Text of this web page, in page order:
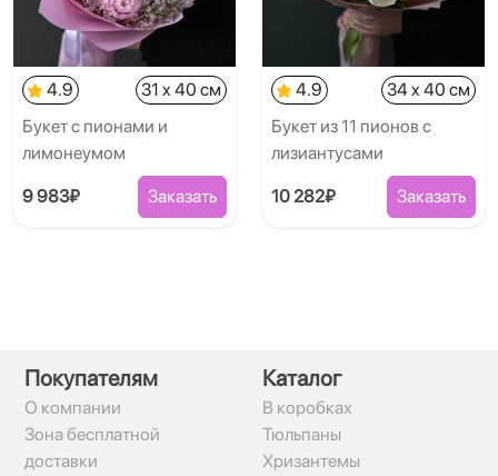
4.9
31 x 40 см
Букет с пионами и
лимонеумом
9 983₽ Заказать
4.9
34 x 40 см
Букет из 11 пионов с
лизиантусами
10 282₽ Заказать
Покупателям
О компании
Зона бесплатной
доставки
Каталог
В коробках
Тюльпаны
Хризантемы